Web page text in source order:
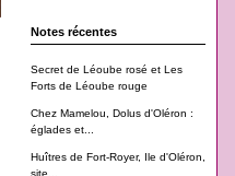
Notes récentes
Secret de Léoube rosé et Les
Forts de Léoube rouge
Chez Mamelou, Dolus d'Oléron :
églades et...
Huîtres de Fort-Royer, Ile d'Oléron,
site...